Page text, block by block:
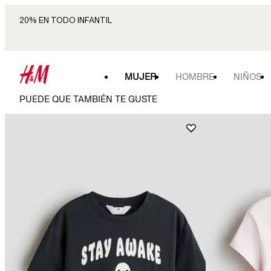
20% EN TODO INFANTIL
MUJER HOMBRE NIÑOS
PUEDE QUE TAMBIÉN TE GUSTE